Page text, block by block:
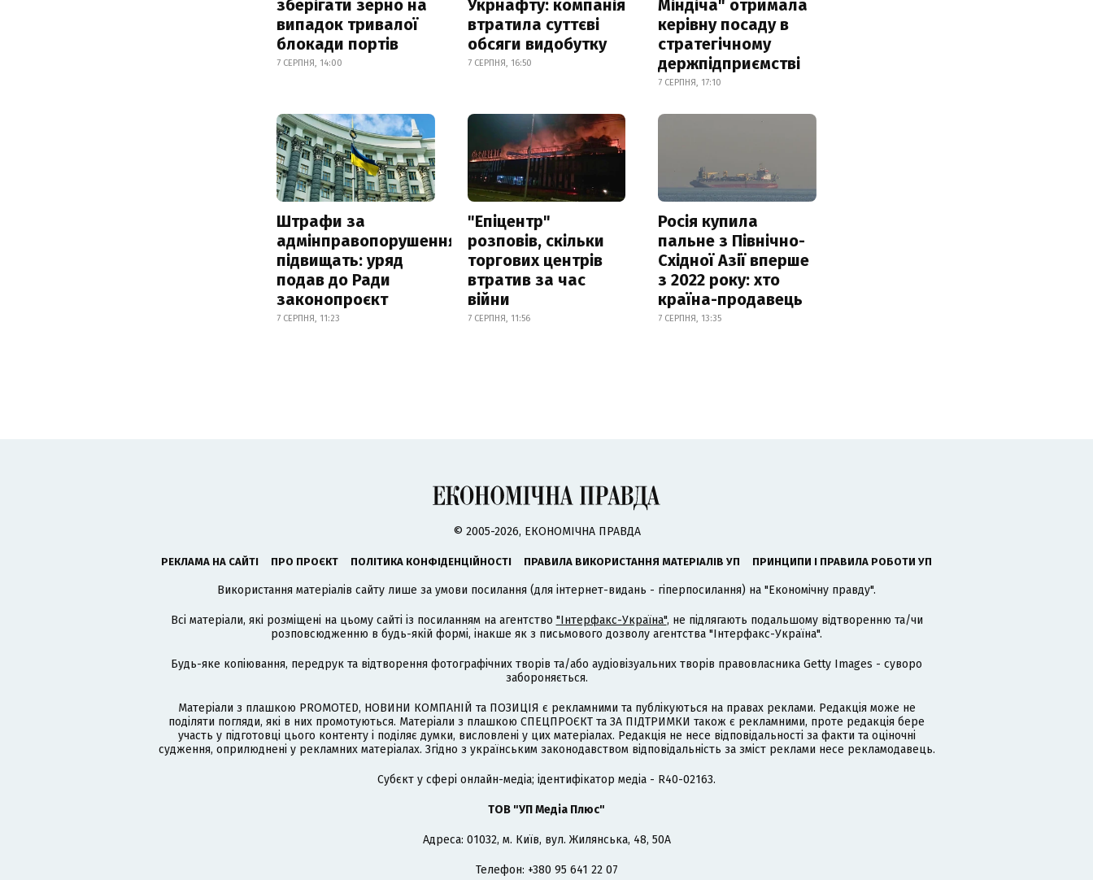
зберігати зерно на
випадок тривалої
блокади портів
7 СЕРПНЯ, 14:00
Укрнафту: компанія
втратила суттєві
обсяги видобутку
7 СЕРПНЯ, 16:50
Міндіча" отримала
керівну посаду в
стратегічному
держпідприємстві
7 СЕРПНЯ, 17:10
Штрафи за
адмінправопорушення
підвищать: уряд
подав до Ради
законопроєкт
7 СЕРПНЯ, 11:23
"Епіцентр"
розповів, скільки
торгових центрів
втратив за час
війни
7 СЕРПНЯ, 11:56
Росія купила
пальне з Північно-
Східної Азії вперше
з 2022 року: хто
країна-продавець
7 СЕРПНЯ, 13:35
© 2005-2026, ЕКОНОМІЧНА ПРАВДА
РЕКЛАМА НА САЙТІ ПРО ПРОЄКТ ПОЛІТИКА КОНФІДЕНЦІЙНОСТІ ПРАВИЛА ВИКОРИСТАННЯ МАТЕРІАЛІВ УП ПРИНЦИПИ І ПРАВИЛА РОБОТИ УП
Використання матеріалів сайту лише за умови посилання (для інтернет-видань - гіперпосилання) на "Економічну правду".
Всі матеріали, які розміщені на цьому сайті із посиланням на агентство "Інтерфакс-Україна", не підлягають подальшому відтворенню та/чи
розповсюдженню в будь-якій формі, інакше як з письмового дозволу агентства "Інтерфакс-Україна".
Будь-яке копіювання, передрук та відтворення фотографічних творів та/або аудіовізуальних творів правовласника Getty Images - суворо
забороняється.
Матеріали з плашкою PROMOTED, НОВИНИ КОМПАНІЙ та ПОЗИЦІЯ є рекламними та публікуються на правах реклами. Редакція може не
поділяти погляди, які в них промотуються. Матеріали з плашкою СПЕЦПРОЄКТ та ЗА ПІДТРИМКИ також є рекламними, проте редакція бере
участь у підготовці цього контенту і поділяє думки, висловлені у цих матеріалах. Редакція не несе відповідальності за факти та оціночні
судження, оприлюднені у рекламних матеріалах. Згідно з українським законодавством відповідальність за зміст реклами несе рекламодавець.
Cубєкт у сфері онлайн-медіа; ідентифікатор медіа - R40-02163.
ТОВ "УП Медіа Плюс"
Адреса: 01032, м. Київ, вул. Жилянська, 48, 50А
Телефон: +380 95 641 22 07